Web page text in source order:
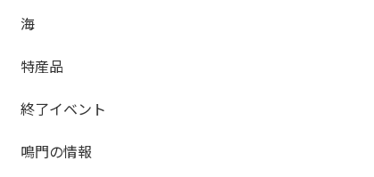
海
特産品
終了イベント
鳴門の情報